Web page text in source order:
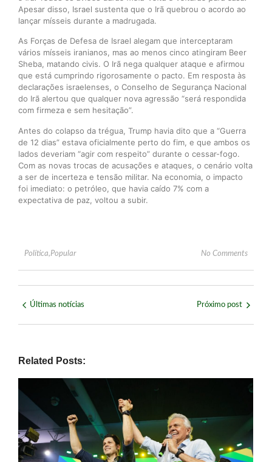
Apesar disso, Israel sustenta que o Irã quebrou o acordo ao
lançar mísseis durante a madrugada.
As Forças de Defesa de Israel alegam que interceptaram
vários mísseis iranianos, mas ao menos cinco atingiram Beer
Sheba, matando civis. O Irã nega qualquer ataque e afirmou
que está cumprindo rigorosamente o pacto. Em resposta às
declarações israelenses, o Conselho de Segurança Nacional
do Irã alertou que qualquer nova agressão “será respondida
com firmeza e sem hesitação”.
Antes do colapso da trégua, Trump havia dito que a “Guerra
de 12 dias” estava oficialmente perto do fim, e que ambos os
lados deveriam “agir com respeito” durante o cessar-fogo.
Com as novas trocas de acusações e ataques, o cenário volta
a ser de incerteza e tensão militar. Na economia, o impacto
foi imediato: o petróleo, que havia caído 7% com a
expectativa de paz, voltou a subir.
Política,Popular No Comments
Últimas notícias Próximo post
Related Posts: